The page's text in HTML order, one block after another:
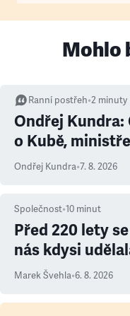
Mohlo
Ranní postřeh•2 minuty
Ondřej Kundra:
o Kubě,
Ondřej Kundra•7. 8. 2026
Společnost•10 minut
Před 220 lety
nás kdysi
Marek Švehla•6. 8. 2026